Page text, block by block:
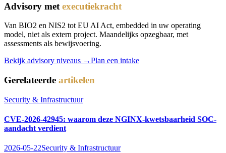
Advisory met executiekracht
Van BIO2 en NIS2 tot EU AI Act, embedded in uw operating
model, niet als extern project. Maandelijks opzegbaar, met
assessments als bewijsvoering.
Bekijk advisory niveaus →Plan een intake
Gerelateerde artikelen
Security & Infrastructuur
CVE-2026-42945: waarom deze NGINX-kwetsbaarheid SOC-
aandacht verdient
2026-05-22Security & Infrastructuur